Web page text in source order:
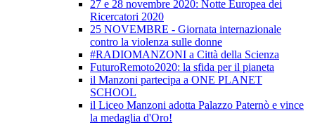
27 e 28 novembre 2020: Notte Europea dei
Ricercatori 2020
25 NOVEMBRE - Giornata internazionale
contro la violenza sulle donne
#RADIOMANZONI a Città della Scienza
FuturoRemoto2020: la sfida per il pianeta
il Manzoni partecipa a ONE PLANET
SCHOOL
il Liceo Manzoni adotta Palazzo Paternò e vince
la medaglia d'Oro!